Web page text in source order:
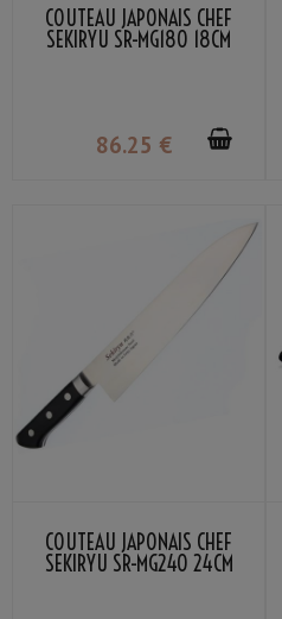
COUTEAU JAPONAIS CHEF
SEKIRYU SR-MG180 18CM
86.25 €
COUTEAU JAPONAIS CHEF
SEKIRYU SR-MG240 24CM